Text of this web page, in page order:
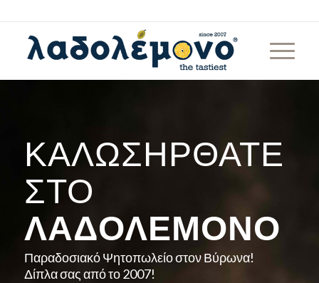
ΚΑΛΩΣΉΡΘΑΤΕ
ΣΤΟ
ΛΑΔΟΛΈΜΟΝΟ
Παραδοσιακό Ψητοπωλείο στον Βύρωνα!
Δίπλα σας από το 2007!